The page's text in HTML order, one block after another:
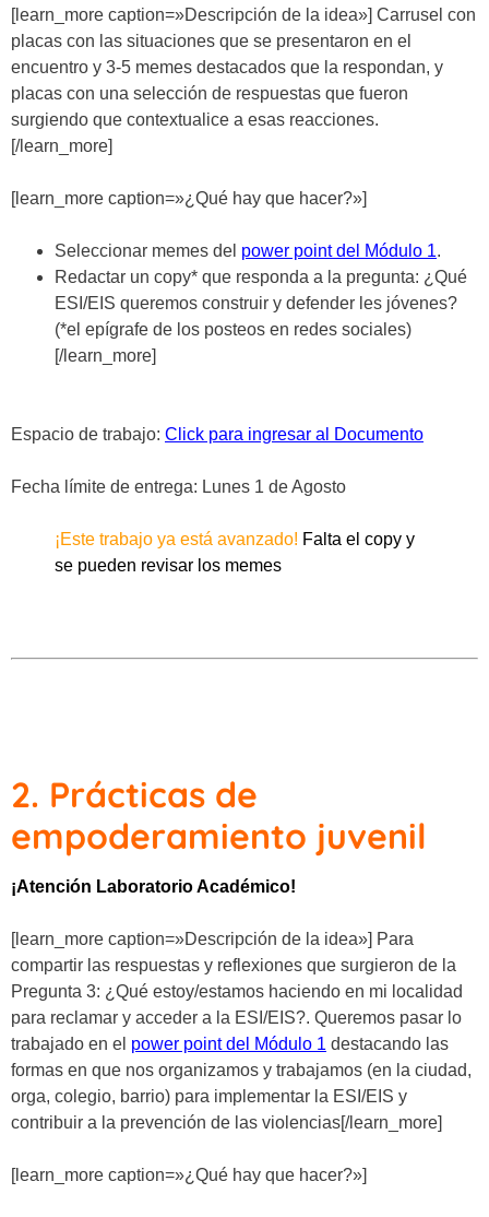
[learn_more caption=»Descripción de la idea»] Carrusel con
placas con las situaciones que se presentaron en el
encuentro y 3-5 memes destacados que la respondan, y
placas con una selección de respuestas que fueron
surgiendo que contextualice a esas reacciones.
[/learn_more]
[learn_more caption=»¿Qué hay que hacer?»]
Seleccionar memes del power point del Módulo 1.
Redactar un copy* que responda a la pregunta: ¿Qué
ESI/EIS queremos construir y defender les jóvenes?
(*el epígrafe de los posteos en redes sociales)
[/learn_more]
Espacio de trabajo: Click para ingresar al Documento
Fecha límite de entrega: Lunes 1 de Agosto
¡Este trabajo ya está avanzado! Falta el copy y
se pueden revisar los memes
2. Prácticas de
empoderamiento juvenil
¡Atención Laboratorio Académico!
[learn_more caption=»Descripción de la idea»] Para
compartir las respuestas y reflexiones que surgieron de la
Pregunta 3: ¿Qué estoy/estamos haciendo en mi localidad
para reclamar y acceder a la ESI/EIS?. Queremos pasar lo
trabajado en el power point del Módulo 1 destacando las
formas en que nos organizamos y trabajamos (en la ciudad,
orga, colegio, barrio) para implementar la ESI/EIS y
contribuir a la prevención de las violencias[/learn_more]
[learn_more caption=»¿Qué hay que hacer?»]